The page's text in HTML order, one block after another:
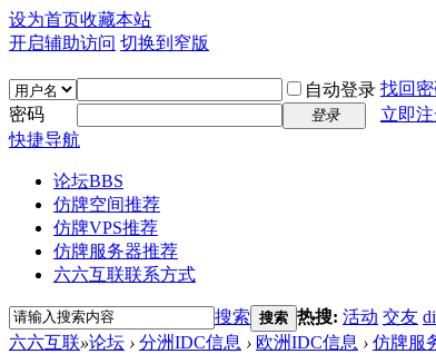
设为首页收藏本站
开启辅助访问 切换到窄版
自动登录 找回
密码
登录
立即
快捷导航
论坛BBS
仿牌空间推荐
仿牌VPS推荐
仿牌服务器推荐
六六互联联系方式
搜索 搜索 热搜: 活动 交友
六六互联»论坛 › 分洲IDC信息 › 欧洲IDC信息 › 仿牌服